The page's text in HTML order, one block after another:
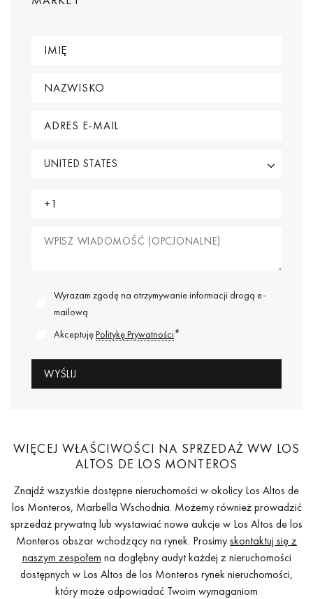
Wyrażam zgodę na otrzymywanie informacji drogą e-
mailową
AkceptujęPolitykę Prywatności*
WIĘCEJ WŁAŚCIWOŚCI NA SPRZEDAŻ WW LOS
ALTOS DE LOS MONTEROS
Znajdź wszystkie dostępne nieruchomości w okolicy Los Altos de
los Monteros, Marbella Wschodnia. Możemy również prowadzić
sprzedaż prywatną lub wystawiać nowe aukcje w Los Altos de los
Monteros obszar wchodzący na rynek. Prosimyskontaktuj się z
naszym zespołem na dogłębny audyt każdej z nieruchomości
dostępnych w Los Altos de los Monteros rynek nieruchomości,
który może odpowiadać Twoim wymaganiom